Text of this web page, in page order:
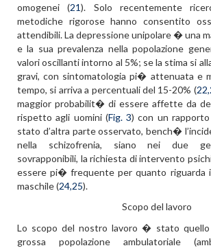
omogenei (21). Solo recentemente
metodiche rigorose hanno consentito
attendibili. La depressione unipolare � una
e la sua prevalenza nella popolazione
valori oscillanti intorno al 5%; se la stima si
gravi, con sintomatologia pi� attenuata e
tempo, si arriva a percentuali del 15-20% (
maggior probabilit� di essere affette da
rispetto agli uomini (Fig. 3) con un
stato d’altra parte osservato, bench�
nella schizofrenia, siano nei due
sovrapponibili, la richiesta di intervento
essere pi� frequente per quanto riguarda
maschile (24,25).
Scopo del lavoro
Lo scopo del nostro lavoro � stato quello
grossa popolazione ambulatoriale